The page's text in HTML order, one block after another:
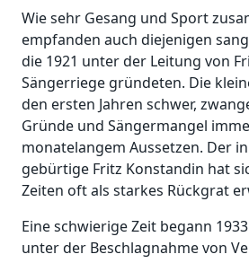
Wie sehr Gesang und Sport
empfanden auch diejenigen
die 1921 unter der Leitung von
Sängerriege gründeten. Die
den ersten Jahren schwer,
Gründe und Sängermangel
monatelangem Aussetzen. Der
gebürtige Fritz Konstandin hat
Zeiten oft als starkes Rückgrat
Eine schwierige Zeit begann
unter der Beschlagnahme von